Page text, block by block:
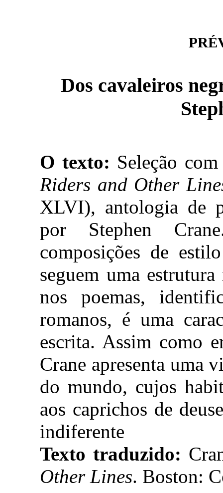
Dos cavaleiros
O texto: Seleção
Riders and Other
XLVI), antologia de
por Stephen
composições de
seguem uma
nos poemas,
romanos, é uma
escrita. Assim como
Crane apresenta uma
do mundo, cujos
aos caprichos de
indiferente
Texto traduzido:
Other Lines. Boston: